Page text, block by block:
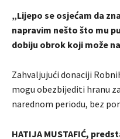
„Lijepo se osjećam da
napravim nešto što mu
dobiju obrok koji može
Zahvaljujući donaciji
mogu obezbijediti hranu
narednom periodu, bez
HATIJA MUSTAFIĆ,